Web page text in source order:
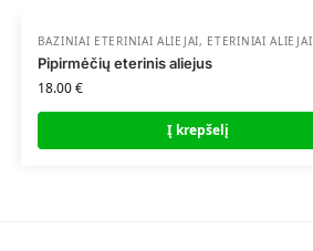
BAZINIAI ETERINIAI ALIEJAI, ETERINIAI ALIEJAI
Pipirmėčių eterinis aliejus
18.00€
Į krepšelį